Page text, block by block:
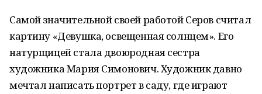
Самой значительной своей работой Серов считал
картину «Девушка, освещенная солнцем». Его
натурщицей стала двоюродная сестра
художника Мария Симонович. Художник давно
мечтал написать портрет в саду, где играют